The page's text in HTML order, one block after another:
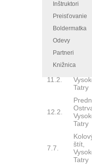
Inštruktori
Preisťovanie
Boldermatka
Odevy
Partneri
Knižnica
28.1.
Predné
Tatry
10.2.
11.2.
Tatry
12.2.
Tatry
7.7.
štít,
Tatry